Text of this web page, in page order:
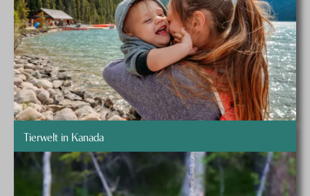
Tierwelt in Kanada